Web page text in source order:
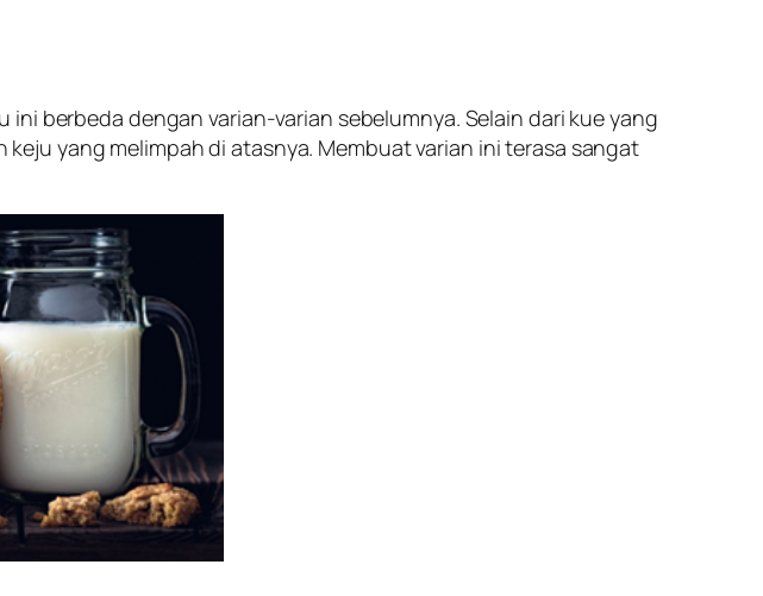
ini berbeda dengan varian-varian sebelumnya. Selain dari kue yang
yang melimpah di atasnya. Membuat varian ini terasa sangat